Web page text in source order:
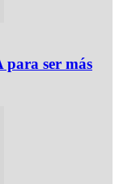
para ser más